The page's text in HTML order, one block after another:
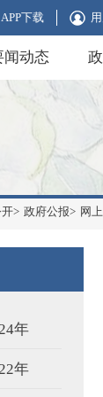
APP下载
闻动态
> 政府公报> 网
年
年